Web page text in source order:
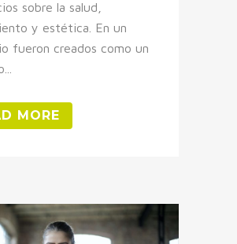
sobre la salud,
y estética. En un
fueron creados como un
MORE